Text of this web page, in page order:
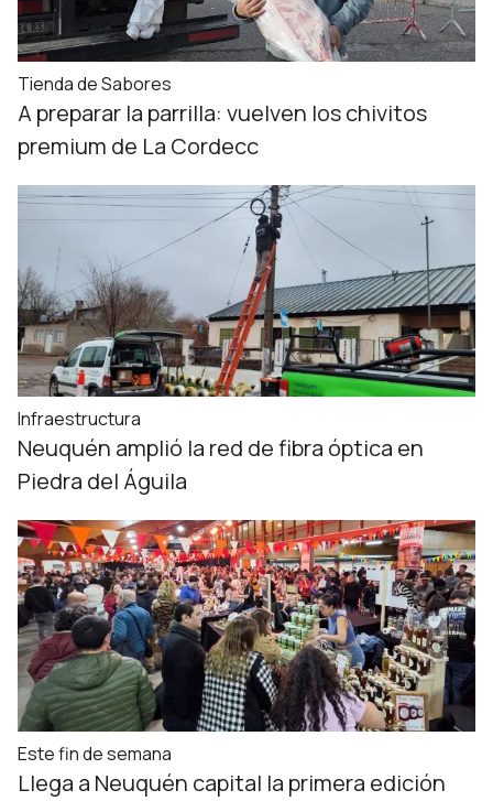
Tienda de Sabores
A preparar la parrilla: vuelven los chivitos
premium de La Cordecc
Infraestructura
Neuquén amplió la red de fibra óptica en
Piedra del Águila
Este fin de semana
Llega a Neuquén capital la primera edición